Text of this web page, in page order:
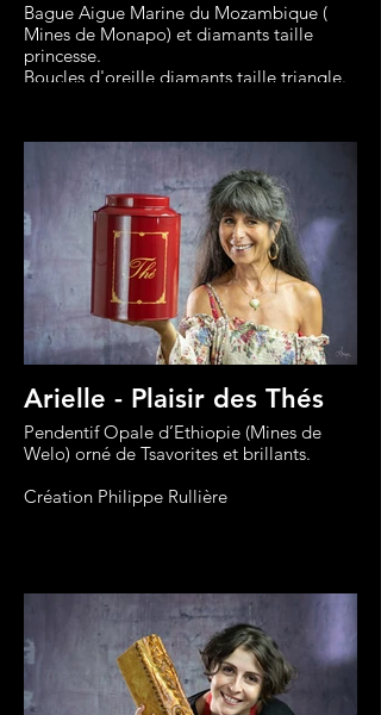
Bague Aigue Marine du Mozambique (
Mines de Monapo) et diamants taille
princesse.
Boucles d'oreille diamants taille triangle.
Arielle - Plaisir des Thés
Pendentif Opale d’Ethiopie (Mines de
Welo) orné de Tsavorites et brillants.
Création Philippe Rullière